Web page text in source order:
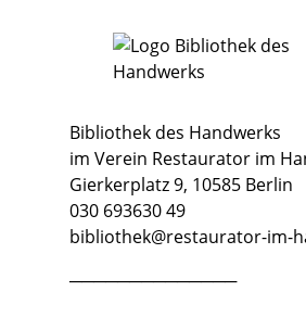
Bibliothek des Handwerks
im Verein Restaurator im
Gierkerplatz 9, 10585 Berlin
030 693630 49
bibliothek@restaurator-im-
──────────────